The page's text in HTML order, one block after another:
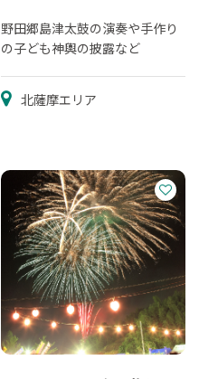
日(日)に花火のみ実施予定
※例年8月第3土曜日
野田郷島津太鼓の演奏や手作り
の子ども神輿の披露など
北薩摩エリア